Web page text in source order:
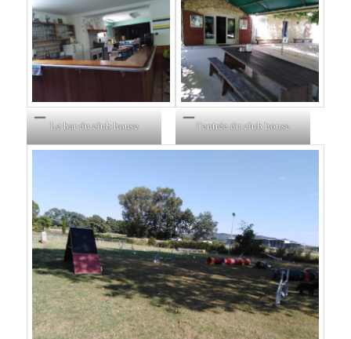
Le bar du club house l’entrée du club house